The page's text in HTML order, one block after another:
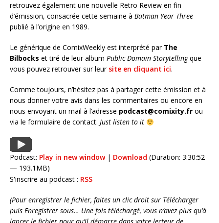
retrouvez également une nouvelle Retro Review en fin
d’émission, consacrée cette semaine à Batman Year Three
publié à l’origine en 1989.
Le générique de ComixWeekly est interprété par The
Bilbocks et tiré de leur album Public Domain Storytellingque
vous pouvez retrouver sur leur site en cliquant ici.
Comme toujours, n’hésitez pas à partager cette émission et à
nous donner votre avis dans les commentaires ou encore en
nous envoyant un mail à l’adresse podcast@comixity.fr ou
via le formulaire de contact. Just listen to it
Podcast: Play in new window| Download (Duration: 3:30:52
— 193.1MB)
S'inscrire au podcast : RSS
(Pour enregistrer le fichier, faites un clic droit sur Télécharger
puis Enregistrer sous… Une fois téléchargé, vous n’avez plus qu’à